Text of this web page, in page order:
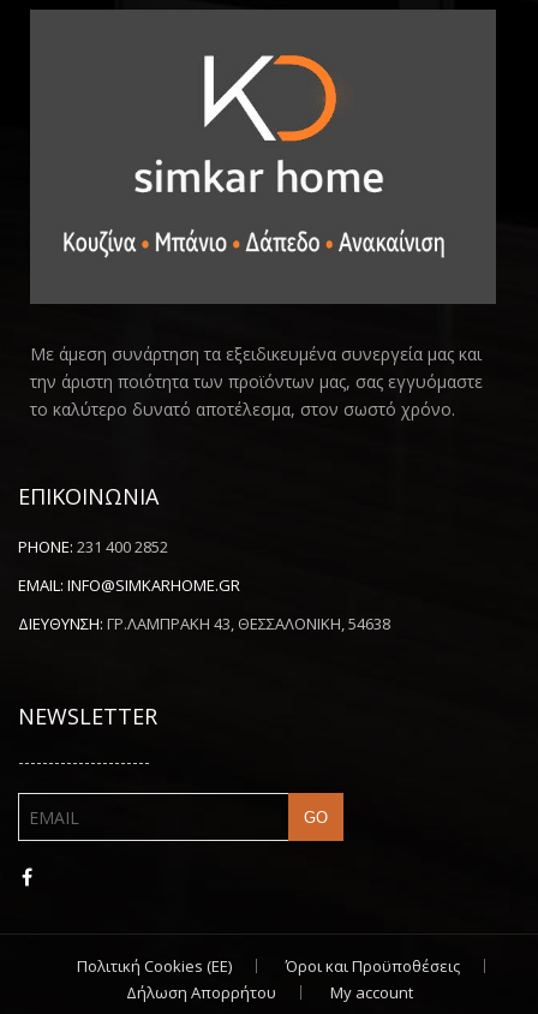
Με άμεση συνάρτηση τα εξειδικευμένα συνεργεία μας και
την άριστη ποιότητα των προϊόντων μας, σας εγγυόμαστε
το καλύτερο δυνατό αποτέλεσμα, στον σωστό χρόνο.
ΕΠΙΚΟΙΝΩΝΙΑ
PHONE: 231 400 2852
EMAIL: INFO@SIMKARHOME.GR
ΔΙΕΥΘΥΝΣΗ: ΓΡ.ΛΑΜΠΡΑΚΗ 43, ΘΕΣΣΑΛΟΝΙΚΗ, 54638
NEWSLETTER
----------------------
Πολιτική Cookies (ΕΕ)
Όροι και Προϋποθέσεις
Δήλωση Απορρήτου
My account